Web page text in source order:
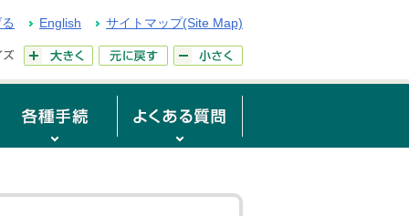
English サイトマップ(Site Map)